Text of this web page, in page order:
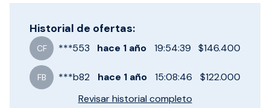
Historial de ofertas:
CF ***553 hace 1 año 19:54:39 $146.400
FB ***b82 hace 1 año 15:08:46
$122.000
Revisar historial completo